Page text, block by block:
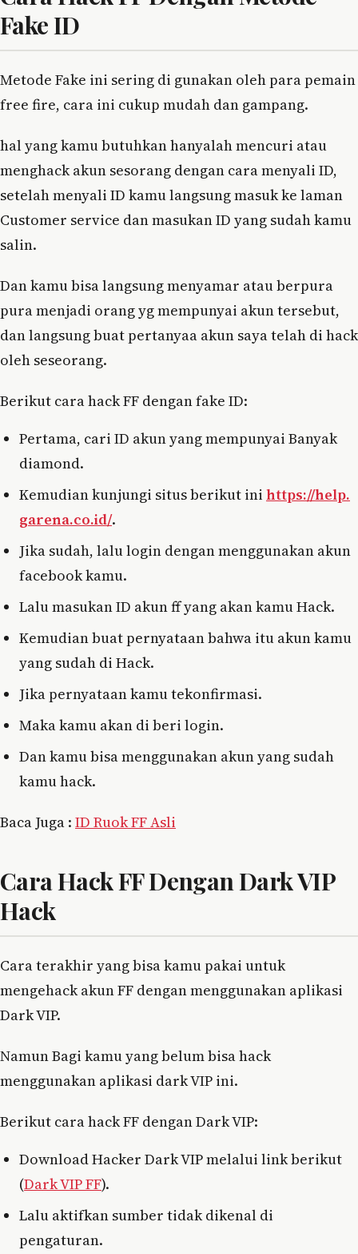
Fake ID
Metode Fake ini sering di gunakan oleh para pemain
free fire, cara ini cukup mudah dan gampang.
hal yang kamu butuhkan hanyalah mencuri atau
menghack akun sesorang dengan cara menyali ID,
setelah menyali ID kamu langsung masuk ke laman
Customer service dan masukan ID yang sudah kamu
salin.
Dan kamu bisa langsung menyamar atau berpura
pura menjadi orang yg mempunyai akun tersebut,
dan langsung buat pertanyaa akun saya telah di hack
oleh seseorang.
Berikut cara hack FF dengan fake ID:
Pertama, cari ID akun yang mempunyai Banyak
diamond.
Kemudian kunjungi situs berikut ini https://help.
garena.co.id/.
Jika sudah, lalu login dengan menggunakan akun
facebook kamu.
Lalu masukan ID akun ff yang akan kamu Hack.
Kemudian buat pernyataan bahwa itu akun kamu
yang sudah di Hack.
Jika pernyataan kamu tekonfirmasi.
Maka kamu akan di beri login.
Dan kamu bisa menggunakan akun yang sudah
kamu hack.
Baca Juga : ID Ruok FF Asli
Cara Hack FF Dengan Dark VIP
Hack
Cara terakhir yang bisa kamu pakai untuk
mengehack akun FF dengan menggunakan aplikasi
Dark VIP.
Namun Bagi kamu yang belum bisa hack
menggunakan aplikasi dark VIP ini.
Berikut cara hack FF dengan Dark VIP:
Download Hacker Dark VIP melalui link berikut
(Dark VIP FF).
Lalu aktifkan sumber tidak dikenal di
pengaturan.